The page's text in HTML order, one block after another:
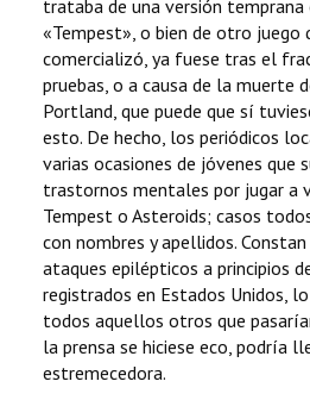
trataba de una versión
«Tempest», o bien de otro juego
comercializó, ya fuese tras el
pruebas, o a causa de la muerte
Portland, que puede que sí
esto. De hecho, los periódicos
varias ocasiones de jóvenes que
trastornos mentales por jugar a
Tempest o Asteroids; casos
con nombres y apellidos.
ataques epilépticos a principios
registrados en Estados Unidos,
todos aquellos otros que
la prensa se hiciese eco, podría
estremecedora.